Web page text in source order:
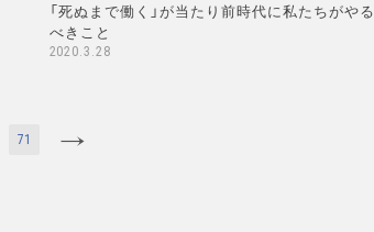
「死ぬまで働く」が当たり前時代に私たちがやる
べきこと
2020.3.28
71